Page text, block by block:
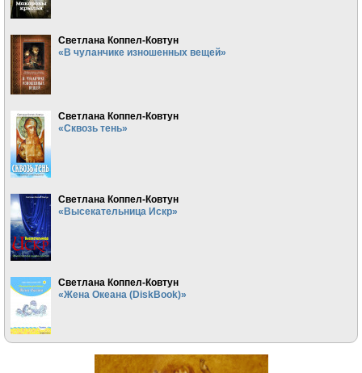
Светлана Коппел-Ковтун
«В чуланчике изношенных вещей»
Светлана Коппел-Ковтун
«Сквозь тень»
Светлана Коппел-Ковтун
«Высекательница Искр»
Светлана Коппел-Ковтун
«Жена Океана (DiskBook)»